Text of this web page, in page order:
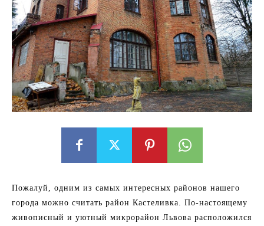
Пожалуй, одним из самых интересных районов нашего
города можно считать район Кастеливка. По-настоящему
живописный и уютный микрорайон Львова расположился